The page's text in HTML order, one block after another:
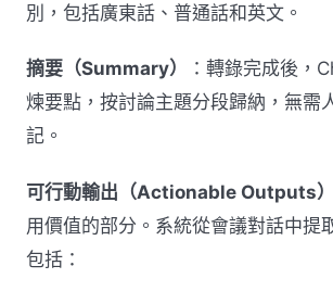
別，包括廣東話、普通話和英文。
摘要（Summary）
：轉錄完成後，
煉要點，按討論主題分段歸納，無需
記。
可行動輸出（Actionable Outputs）
用價值的部分。系統從會議對話中提
包括：